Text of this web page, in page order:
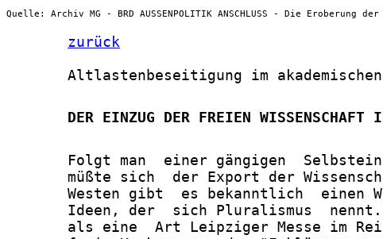
Quelle: Archiv MG - BRD AUSSENPOLITIK ANSCHLUSS - Die Eroberung der
zurück
Altlastenbeseitigung im
DER EINZUG DER FREIEN WISSENSCHAFT